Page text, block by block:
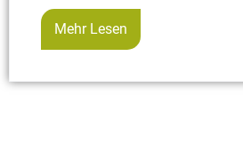
Mehr Lesen